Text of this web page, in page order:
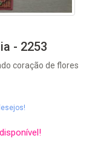
- 2253
coração de flores